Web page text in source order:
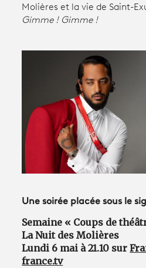
connexion
Avantages fidélité
Programme tv
Molières et la vie de Saint-
Gimme ! Gimme !
Une soirée placée sous le
Semaine « Coups de
La Nuit des Molières
Lundi 6 mai à 21.10 sur
france.tv